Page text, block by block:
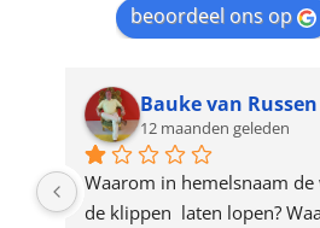
product
beoordeel ons op
Bauke van
12 maanden geleden
Waarom in hemelsnaam
de klippen  laten lopen?